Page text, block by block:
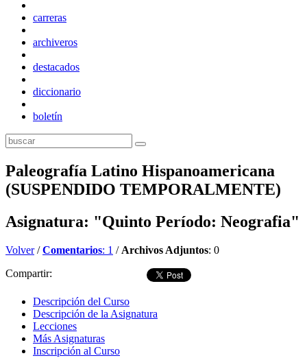
carreras
archiveros
destacados
diccionario
boletín
Paleografía Latino Hispanoamericana
(SUSPENDIDO TEMPORALMENTE)
Asignatura: "Quinto Período: Neografia"
Volver/Comentarios: 1 /Archivos Adjuntos: 0
Compartir:
Descripción del Curso
Descripción de la Asignatura
Lecciones
Más Asignaturas
Inscripción al Curso